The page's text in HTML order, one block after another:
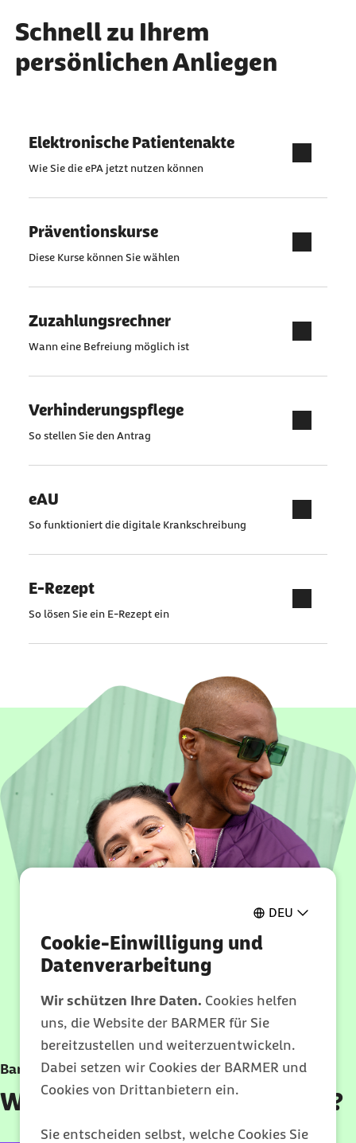
DEU
Cookie-Einwilligung und
Datenverarbeitung
Wir schützen Ihre Daten. Cookies helfen
uns, die Website der BARMER für Sie
bereitzustellen und weiterzuentwickeln.
Dabei setzen wir Cookies der BARMER und
Cookies von Drittanbietern ein.
Sie entscheiden selbst, welche Cookies Sie
Schnell zu Ihrem
persönlichen Anliegen
Elektronische Patientenakte
Wie Sie die ePA jetzt nutzen können
Präventionskurse
Diese Kurse können Sie wählen
Zuzahlungsrechner
Wann eine Befreiung möglich ist
Verhinderungspflege
So stellen Sie den Antrag
eAU
So funktioniert die digitale Krankschreibung
E-Rezept
So lösen Sie ein E-Rezept ein
Barmer Telefon
Wie können wir weiterhelfen?